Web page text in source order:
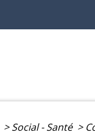
> Social - Santé >